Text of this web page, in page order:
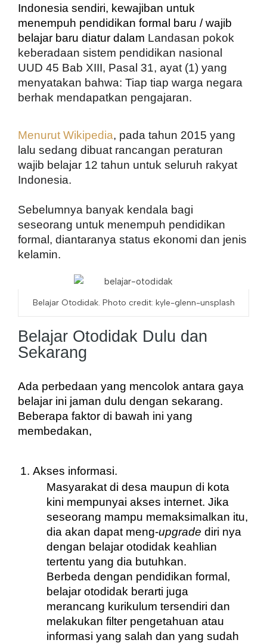
Indonesia sendiri, kewajiban untuk
menempuh pendidikan formal baru / wajib
belajar baru diatur dalam Landasan pokok
keberadaan sistem pendidikan nasional
UUD 45 Bab XIII, Pasal 31, ayat (1) yang
menyatakan bahwa: Tiap tiap warga negara
berhak mendapatkan pengajaran.
Menurut Wikipedia, pada tahun 2015 yang
lalu sedang dibuat rancangan peraturan
wajib belajar 12 tahun untuk seluruh rakyat
Indonesia.
Sebelumnya banyak kendala bagi
seseorang untuk menempuh pendidikan
formal, diantaranya status ekonomi dan jenis
kelamin.
Belajar Otodidak. Photo credit: kyle-glenn-unsplash
Belajar Otodidak Dulu dan
Sekarang
Ada perbedaan yang mencolok antara gaya
belajar ini jaman dulu dengan sekarang.
Beberapa faktor di bawah ini yang
membedakan,
Akses informasi.
Masyarakat di desa maupun di kota
kini mempunyai akses internet. Jika
seseorang mampu memaksimalkan itu,
dia akan dapat meng-upgrade diri nya
dengan belajar otodidak keahlian
tertentu yang dia butuhkan.
Berbeda dengan pendidikan formal,
belajar otodidak berarti juga
merancang kurikulum tersendiri dan
melakukan filter pengetahuan atau
informasi yang salah dan yang sudah